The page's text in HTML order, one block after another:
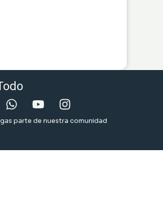
parte de nuestra comunidad